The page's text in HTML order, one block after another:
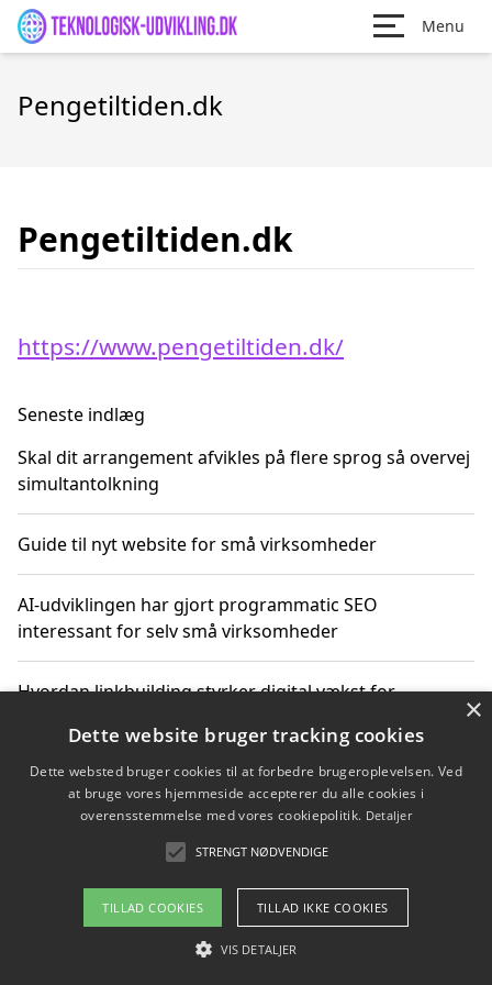
Menu
Pengetiltiden.dk
Pengetiltiden.dk
https://www.pengetiltiden.dk/
Seneste indlæg
Skal dit arrangement afvikles på flere sprog så overvej
simultantolkning
Guide til nyt website for små virksomheder
AI-udviklingen har gjort programmatic SEO
interessant for selv små virksomheder
Hvordan linkbuilding styrker digital vækst for
Sådan har udviklingen inden for genbrug af elektronik
ændret sig
Copyright 2026 - Pilanto Aps
Om / kontakt
×
Dette website bruger tracking cookies
Dette websted bruger cookies til at forbedre brugeroplevelsen. Ved
at bruge vores hjemmeside accepterer du alle cookies i
overensstemmelse med vores cookiepolitik. Detaljer
STRENGT NØDVENDIGE
TILLAD COOKIES TILLAD IKKE COOKIES
VIS DETALJER